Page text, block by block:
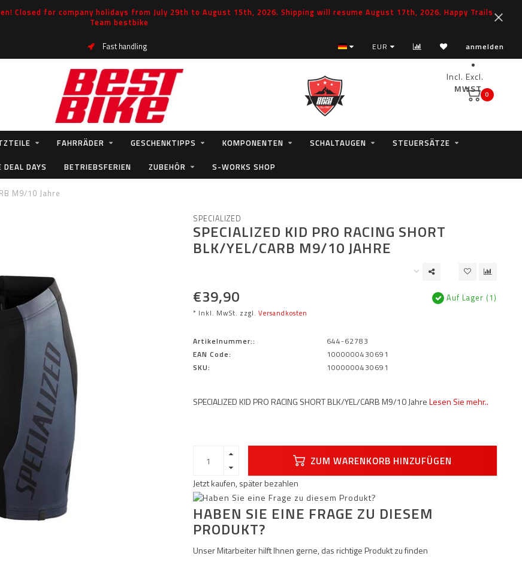
Closed for company holidays from July 29th to August 15th, 2026. Shipping will resume August 17th, 2026. Happy Trails
Team bestbike
Fast handling EUR anmelden
Incl. Excl.
MWST.0
FAHRRÄDER GESCHENKTIPPS KOMPONENTEN SCHALTAUGEN
STEUERSÄTZE
DAYS
BETRIEBSFERIEN ZUBEHÖR S-WORKS SHOP
M9/10 Jahre
SPECIALIZED
SPECIALIZED KID PRO RACING SHORT
BLK/YEL/CARB M9/10 JAHRE
€39,90
* Inkl. MwSt. zzgl. Versandkosten
Auf Lager (1)
Artikelnummer::
644-62783
EAN Code:
1000000430691
SKU:
1000000430691
SPECIALIZED KID PRO RACING SHORT BLK/YEL/CARB M9/10 JahreLesen Sie mehr..
ZUM WARENKORB HINZUFÜGEN
Jetzt kaufen, später bezahlen
HABEN SIE EINE FRAGE ZU DIESEM
PRODUKT?
Unser Mitarbeiter hilft Ihnen gerne, das richtige Produkt zu finden